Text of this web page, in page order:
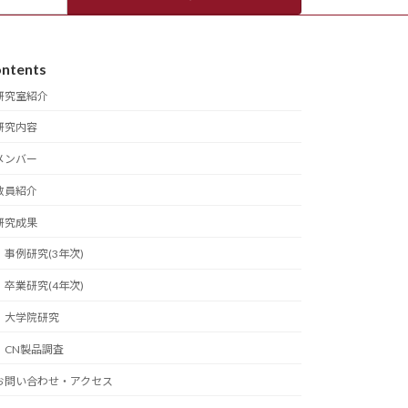
究室紹介
究内容
ンバー
員紹介
究成果
事例研究(3年次)
卒業研究(4年次)
大学院研究
CN製品調査
問い合わせ・アクセス